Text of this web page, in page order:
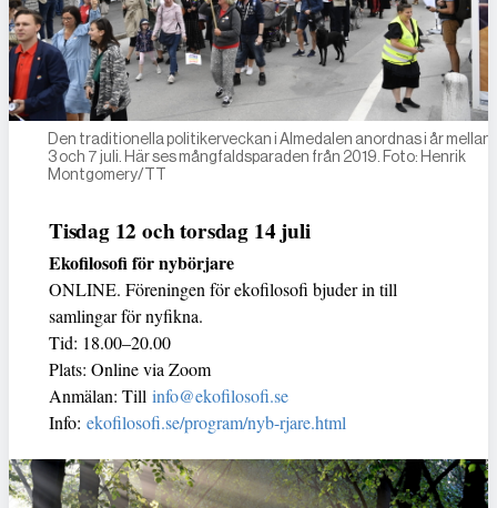
Den traditionella politikerveckan i Almedalen anordnas i år mellan
3 och 7 juli. Här ses mångfaldsparaden från 2019. Foto: Henrik
Montgomery/TT
Tisdag 12 och torsdag 14 juli
Ekofilosofi för nybörjare
ONLINE. Föreningen för ekofilosofi bjuder in till
samlingar för nyfikna.
Tid: 18.00–20.00
Plats: Online via Zoom
Anmälan: Till info@ekofilosofi.se
Info: ekofilosofi.se/program/nyb-rjare.html